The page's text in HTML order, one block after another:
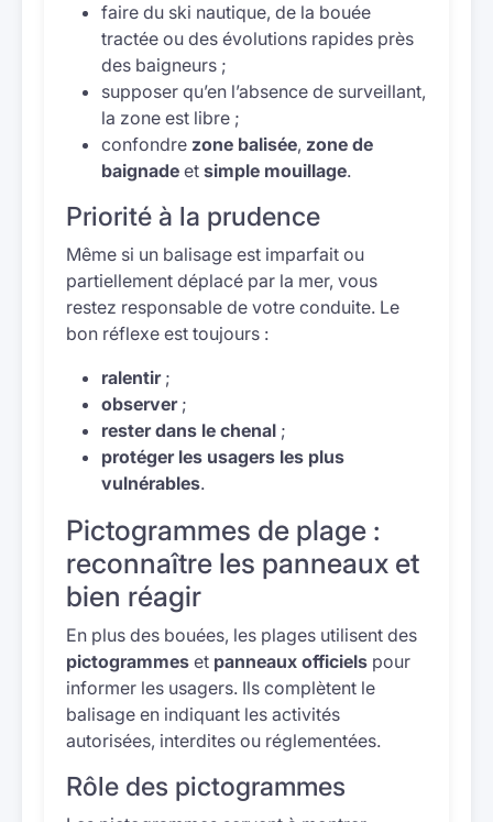
faire du ski nautique, de la bouée
tractée ou des évolutions rapides près
des baigneurs ;
supposer qu’en l’absence de surveillant,
la zone est libre ;
confondre zone balisée, zone de
baignade et simple mouillage.
Priorité à la prudence
Même si un balisage est imparfait ou
partiellement déplacé par la mer, vous
restez responsable de votre conduite. Le
bon réflexe est toujours :
ralentir;
observer;
rester dans le chenal ;
protéger les usagers les plus
vulnérables.
Pictogrammes de plage :
reconnaître les panneaux et
bien réagir
En plus des bouées, les plages utilisent des
pictogrammes et panneaux officiels pour
informer les usagers. Ils complètent le
balisage en indiquant les activités
autorisées, interdites ou réglementées.
Rôle des pictogrammes